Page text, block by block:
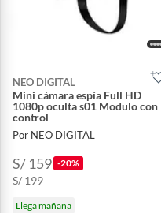
NEO DIGITAL
Mini cámara espía Full HD
1080p oculta s01 Modulo con
control
Por NEO DIGITAL
S/ 159 -20%
S/ 199
Llega mañana